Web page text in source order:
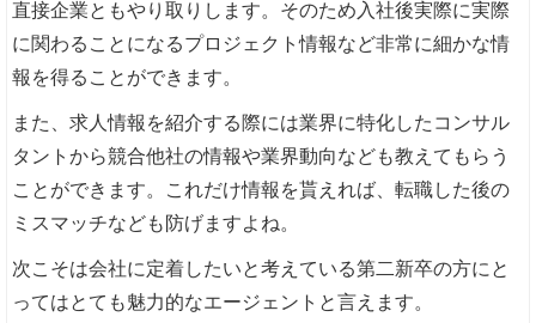
直接企業ともやり取りします。そのため入社後実際に実際
に関わることになるプロジェクト情報など非常に細かな情
報を得ることができます。
また、求人情報を紹介する際には業界に特化したコンサル
タントから競合他社の情報や業界動向なども教えてもらう
ことができます。これだけ情報を貰えれば、転職した後の
ミスマッチなども防げますよね。
次こそは会社に定着したいと考えている第二新卒の方にと
ってはとても魅力的なエージェントと言えます。